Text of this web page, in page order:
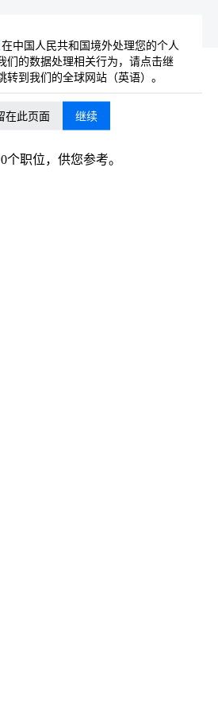
个职位，供您参考。
在中国人民共和国境外处理您的个人
们的数据处理相关行为，请点击继
转到我们的全球网站（英语）。
在此页面 继续